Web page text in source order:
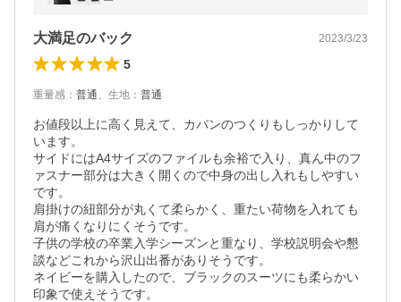
大満足のバック 2023/3/23
5
重量感 ： 普通、 生地 ： 普通
お値段以上に高く見えて、カバンのつくりもしっかりして
います。
サイドにはA4サイズのファイルも余裕で入り、真ん中のフ
ァスナー部分は大きく開くので中身の出し入れもしやすい
です。
肩掛けの紐部分が丸くて柔らかく、重たい荷物を入れても
肩が痛くなりにくそうです。
子供の学校の卒業入学シーズンと重なり、学校説明会や懇
談などこれから沢山出番がありそうです。
ネイビーを購入したので、ブラックのスーツにも柔らかい
印象で使えそうです。